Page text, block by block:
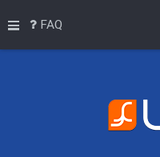
Raccourcis
FAQ